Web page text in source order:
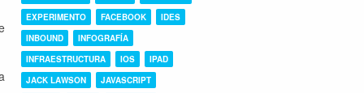
EXPERIMENTO
FACEBOOK
IDES
INBOUND
INFOGRAFÍA
INFRAESTRUCTURA
IOS
IPAD
JACK LAWSON
JAVASCRIPT